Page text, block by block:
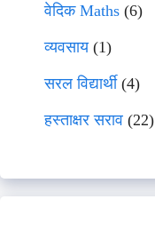
वेदिक Maths (6)
व्यवसाय(1)
सरल विद्यार्थी(4)
हस्ताक्षर सराव (22)